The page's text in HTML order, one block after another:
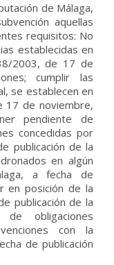
de Málaga,
aquellas
requisitos: No
establecidas en
2003, de 17 de
cumplir las
se establecen en
17 de noviembre,
pendiente de
concedidas por
publicación de la
en algún
a fecha de
en posición de la
publicación de la
obligaciones
con la
de publicación